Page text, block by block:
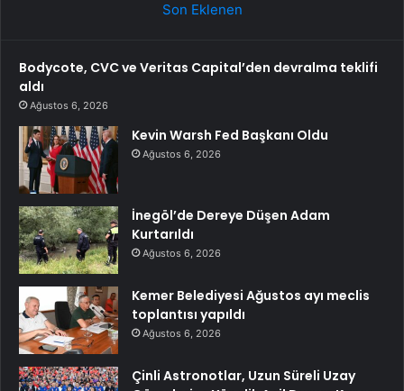
Son Eklenen
Bodycote, CVC ve Veritas Capital’den devralma teklifi
aldı
Ağustos 6, 2026
Kevin Warsh Fed Başkanı Oldu
Ağustos 6, 2026
İnegöl’de Dereye Düşen Adam
Kurtarıldı
Ağustos 6, 2026
Kemer Belediyesi Ağustos ayı meclis
toplantısı yapıldı
Ağustos 6, 2026
Çinli Astronotlar, Uzun Süreli Uzay